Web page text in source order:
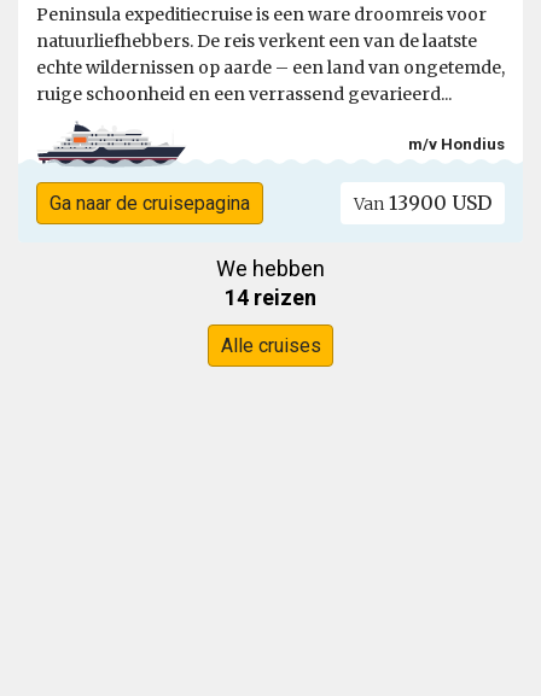
Peninsula expeditiecruise is een ware droomreis voor
natuurliefhebbers. De reis verkent een van de laatste
echte wildernissen op aarde – een land van ongetemde,
ruige schoonheid en een verrassend gevarieerd...
m/v Hondius
Ga naar de cruisepagina Van 13900 USD
We hebben
14 reizen
Alle cruises